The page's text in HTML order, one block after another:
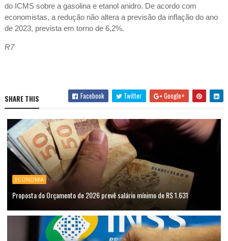
do ICMS sobre a gasolina e etanol anidro. De acordo com
economistas, a redução não altera a previsão da inflação do ano
de 2023, prevista em torno de 6,2%.
R7
SHARE THIS Facebook Twitter Google+
ECONOMIA
Proposta do Orçamento de 2026 prevê salário mínimo de R$ 1.631